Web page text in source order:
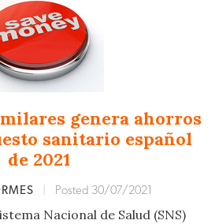
genera ahorros
sanitario español
de 2021
Posted 30/07/2021
Nacional de Salud (SNS)